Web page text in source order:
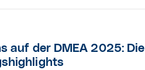
auf der DMEA 2025: Die